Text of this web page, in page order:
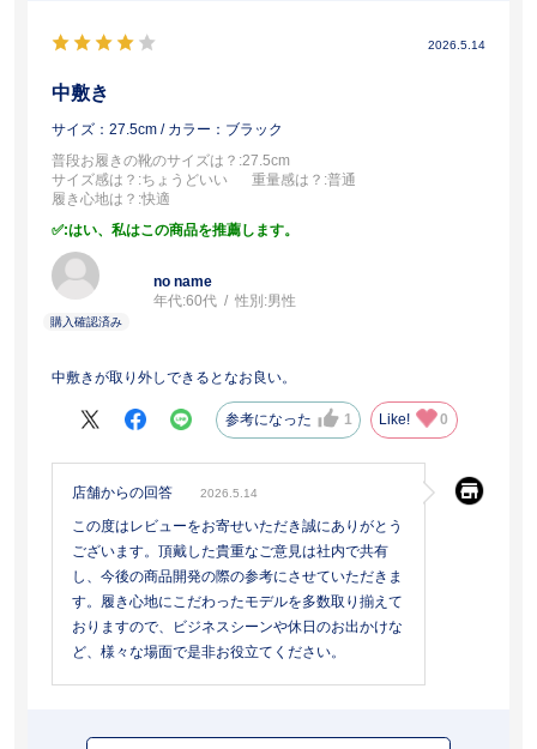
2026.5.14
中敷き
サイズ：27.5cm / カラー：ブラック
普段お履きの靴のサイズは？ :27.5cm
サイズ感は？ :ちょうどいい 重量感は？ :普通
履き心地は？ :快適
:はい、私はこの商品を推薦します。
no name
年代:60代 性別:男性
中敷きが取り外しできるとなお良い。
参考になった 1 Like! 0
店舗からの回答 2026.5.14
この度はレビューをお寄せいただき誠にありがとう
ございます。頂戴した貴重なご意見は社内で共有
し、今後の商品開発の際の参考にさせていただきま
す。履き心地にこだわったモデルを多数取り揃えて
おりますので、ビジネスシーンや休日のお出かけな
ど、様々な場面で是非お役立てください。